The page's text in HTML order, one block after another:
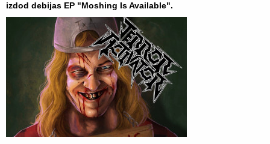
izdod debijas EP "Moshing Is Available".